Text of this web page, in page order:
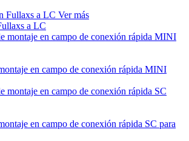
Ver más
a LC
en campo de conexión rápida MINI
en campo de conexión rápida SC para